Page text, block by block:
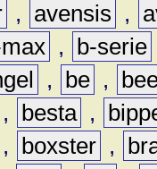
, avensis ,
, b-serie
, be ,
, besta ,
, boxster ,